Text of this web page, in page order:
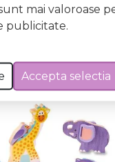
mai valoroase
publicitate.
Accepta selectia